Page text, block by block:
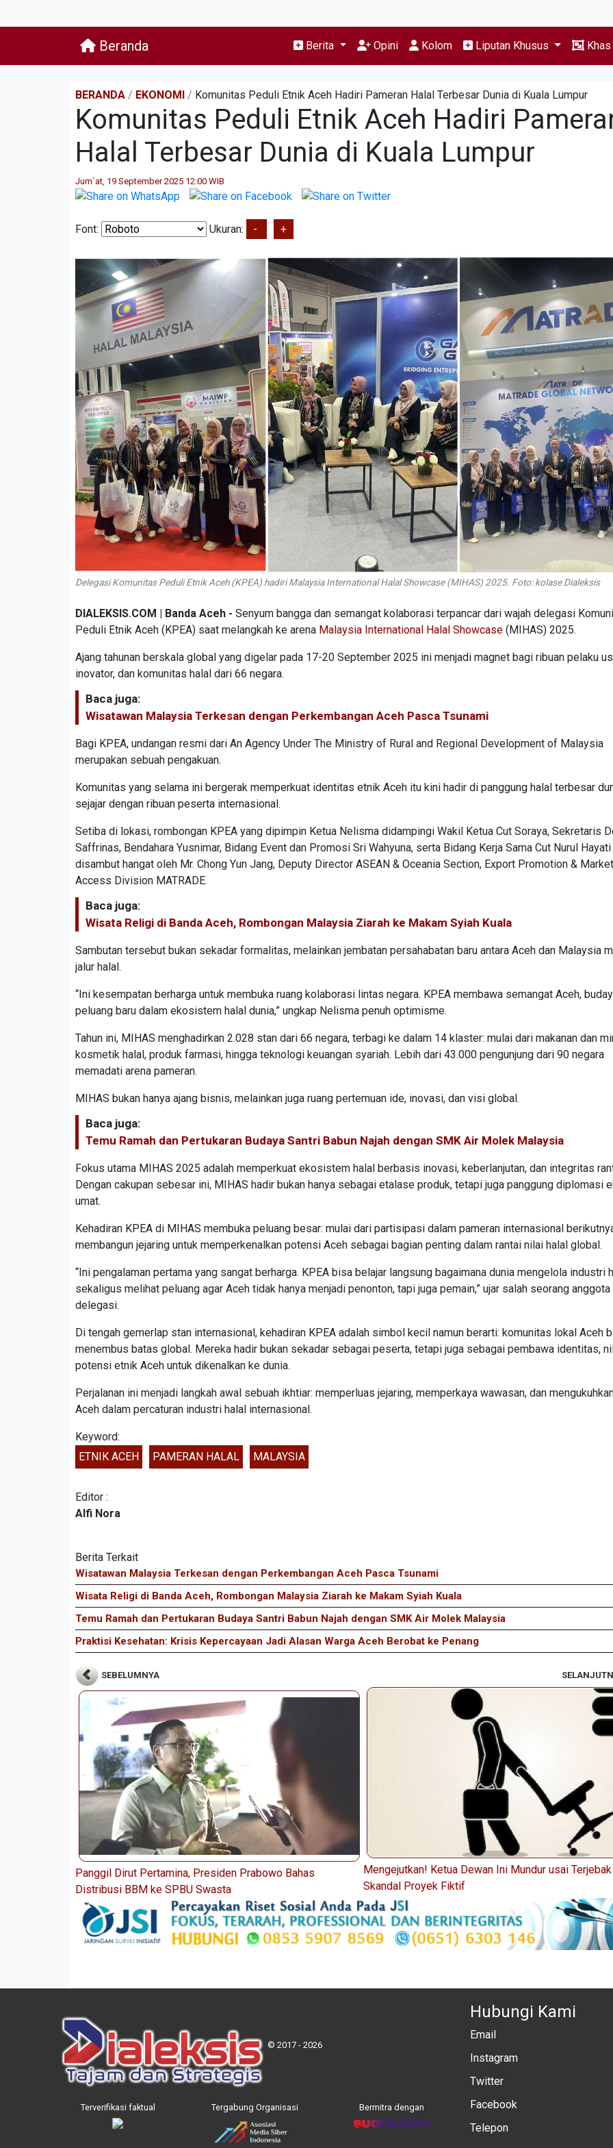
Beranda Berita Opini Kolom Liputan Khusus Khas
BERANDA / EKONOMI / Komunitas Peduli Etnik Aceh Hadiri Pameran Halal Terbesar Dunia di Kuala Lumpur
Komunitas Peduli Etnik Aceh Hadiri
Halal Terbesar Dunia di Kuala Lumpur
Jum`at, 19 September 2025 12:00 WIB
Font: Ukuran: - +
Delegasi Komunitas Peduli Etnik Aceh (KPEA) hadiri Malaysia International Halal Showcase (MIHAS) 2025. Foto: kolase Dialeksis
DIALEKSIS.COM | Banda Aceh - Senyum bangga dan semangat kolaborasi terpancar dari wajah delegasi
Peduli Etnik Aceh (KPEA) saat melangkah ke arena Mal aysia International Halal Showcase (MIHAS) 2025.
Ajang tahunan berskala global yang digelar pada 17-20 September 2025 ini menjadi magnet bagi ribuan pelaku
inovator, dan komunitas halal dari 66 negara.
Baca juga:
Wisatawan Malaysia Terkesan dengan Perkembangan Aceh Pasca Tsunami
Bagi KPEA, undangan resmi dari An Agency Under The Ministry of Rural and Regional Development of Malaysia
merupakan sebuah pengakuan.
Komunitas yang selama ini bergerak memperkuat identitas etnik Aceh itu kini hadir di panggung halal terbesar
sejajar dengan ribuan peserta internasional.
Setiba di lokasi, rombongan KPEA yang dipimpin Ketua Nelisma didampingi Wakil Ketua Cut Soraya, Sekretaris
Saffrinas, Bendahara Yusnimar, Bidang Event dan Promosi Sri Wahyuna, serta Bidang Kerja Sama Cut Nurul Hayati
disambut hangat oleh Mr. Chong Yun Jang, Deputy Director ASEAN & Oceania Section, Export Promotion & Market
Access Division MATRADE.
Baca juga:
Wisata Religi di Banda Aceh, Rombongan Malaysia Ziarah ke Makam Syiah Kuala
Sambutan tersebut bukan sekadar formalitas, melainkan jembatan persahabatan baru antara Aceh dan Malaysia
jalur halal.
“Ini kesempatan berharga untuk membuka ruang kolaborasi lintas negara. KPEA membawa semangat Aceh,
peluang baru dalam ekosistem halal dunia,” ungkap Nelisma penuh optimisme.
Tahun ini, MIHAS menghadirkan 2.028 stan dari 66 negara, terbagi ke dalam 14 klaster: mulai dari makanan dan
kosmetik halal, produk farmasi, hingga teknologi keuangan syariah. Lebih dari 43.000 pengunjung dari 90 negara
memadati arena pameran.
MIHAS bukan hanya ajang bisnis, melainkan juga ruang pertemuan ide, inovasi, dan visi global.
Baca juga:
Temu Ramah dan Pertukaran Budaya Santri Babun Najah dengan SMK Air Molek Malaysia
Fokus utama MIHAS 2025 adalah memperkuat ekosistem halal berbasis inovasi, keberlanjutan, dan integritas
Dengan cakupan sebesar ini, MIHAS hadir bukan hanya sebagai etalase produk, tetapi juga panggung diplomasi
umat.
Kehadiran KPEA di MIHAS membuka peluang besar: mulai dari partisipasi dalam pameran internasional
membangun jejaring untuk memperkenalkan potensi Aceh sebagai bagian penting dalam rantai nilai halal global.
“Ini pengalaman pertama yang sangat berharga. KPEA bisa belajar langsung bagaimana dunia mengelola industri
sekaligus melihat peluang agar Aceh tidak hanya menjadi penonton, tapi juga pemain,” ujar salah seorang anggota
delegasi.
Di tengah gemerlap stan internasional, kehadiran KPEA adalah simbol kecil namun berarti: komunitas lokal Aceh
menembus batas global. Mereka hadir bukan sekadar sebagai peserta, tetapi juga sebagai pembawa identitas,
potensi etnik Aceh untuk dikenalkan ke dunia.
Perjalanan ini menjadi langkah awal sebuah ikhtiar: memperluas jejaring, memperkaya wawasan, dan
Aceh dalam percaturan industri halal internasional.
Keyword:
ETNIK ACEH
PAMERAN HALAL MALAYSIA
Editor :
Alfi Nora
Berita Terkait
Wisatawan Malaysia Terkesan dengan Perkembangan Aceh Pasca Tsunami
Wisata Religi di Banda Aceh, Rombongan Malaysia Ziarah ke Makam Syiah Kuala
Temu Ramah dan Pertukaran Budaya Santri Babun Najah dengan SMK Air Molek Malaysia
Praktisi Kesehatan: Krisis Kepercayaan Jadi Alasan Warga Aceh Berobat ke Penang
SEBELUMNYA
Panggil Dirut Pertamina, Presiden Prabowo Bahas
Distribusi BBM ke SPBU Swasta
Mengejutkan! Ketua Dewan Ini Mundur usai Terjebak
Skandal Proyek Fiktif
© 2017 - 2026
Terverifikasi faktual Tergabung Organisasi Bermitra dengan
Hubungi Kami
Email
Instagram
Twitter
Facebook
Telepon